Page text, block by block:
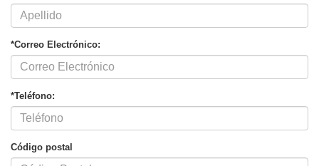
*Correo Electrónico:
*Teléfono:
Código postal